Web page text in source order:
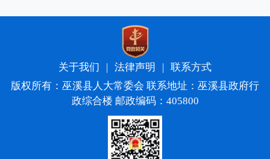
关于我们 | 法律声明 | 联系方式
版权所有：巫溪县人大常委会 联系地址：巫溪县政府行
政综合楼 邮政编码：405800